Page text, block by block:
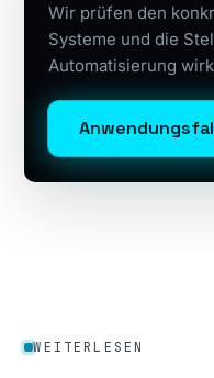
Wir prüfen den
Systeme und die
Automatisierung
WEITERLESEN